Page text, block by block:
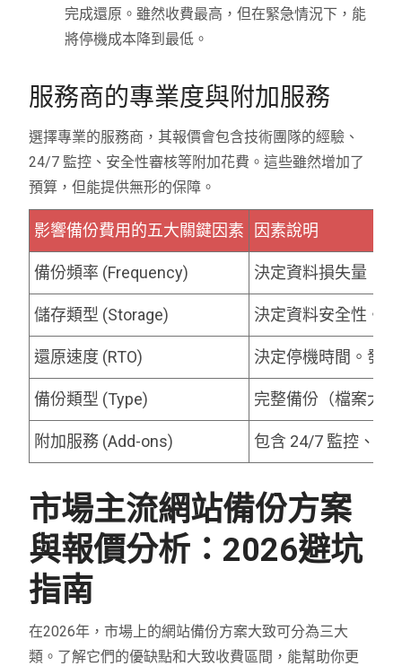
完成還原。雖然收費最高，但在緊急情況下，能
將停機成本降到最低。
服務商的專業度與附加服務
選擇專業的服務商，其報價會包含技術團隊的經驗、
24/7 監控、安全性審核等附加花費。這些雖然增加了
預算，但能提供無形的保障。
影響備份費用的五大關鍵因素 因素說明
備份頻率 (Frequency) 決定資料損失量（
儲存類型 (Storage) 決定資料安全性。
還原速度 (RTO) 決定停機時間。發
備份類型 (Type) 完整備份（檔案大
附加服務 (Add-ons) 包含 24/7 監控、備
市場主流網站備份方案
與報價分析：2026避坑
指南
在2026年，市場上的網站備份方案大致可分為三大
類。了解它們的優缺點和大致收費區間，能幫助你更